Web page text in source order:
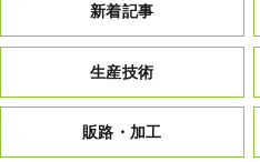
新着記事
生産技術
販路・加工